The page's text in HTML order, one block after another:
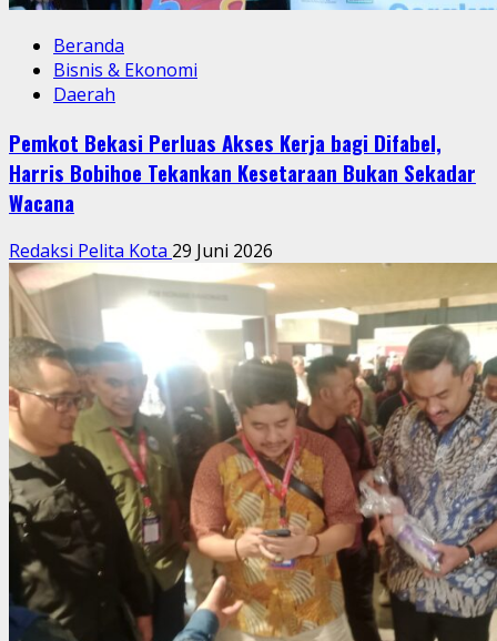
Beranda
Bisnis & Ekonomi
Daerah
Pemkot Bekasi Perluas Akses Kerja bagi Difabel,
Harris Bobihoe Tekankan Kesetaraan Bukan Sekadar
Wacana
Redaksi Pelita Kota 29 Juni 2026